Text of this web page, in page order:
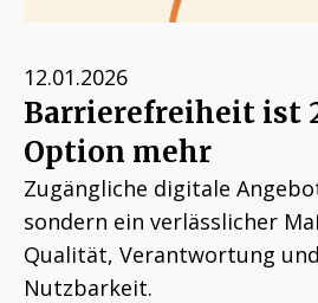
12.01.2026
Barrierefreiheit ist
Option mehr
Zugängliche digitale
sondern ein verlässlicher
Qualität, Verantwortung
Nutzbarkeit.